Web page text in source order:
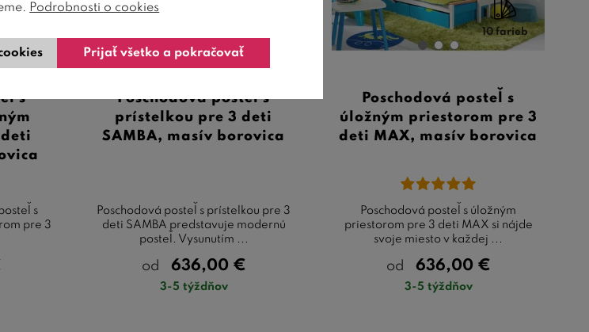
s
s
pre 3
Poschodová posteľ s
prístelkou pre 3 deti
SAMBA, masív borovica
Poschodová posteľ s prístelkou pre 3
deti SAMBA predstavuje modernú
posteľ. Vysunutím ...
od 636,00 €
3-5 týždňov
10 farieb
Poschodová posteľ s
úložným priestorom pre 3
deti MAX, masív borovica
Poschodová posteľ s úložným
priestorom pre 3 deti MAX si nájde
svoje miesto v každej ...
od 636,00 €
3-5 týždňov
Podrobnosti o cookies
Prijať všetko a pokračovať